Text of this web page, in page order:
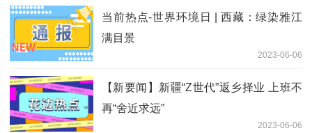
当前热点-世界环境日 | 西藏：绿染雅江
满目景
2023-06-06
【新要闻】新疆“Z世代”返乡择业 上班不
再“舍近求远”
2023-06-06